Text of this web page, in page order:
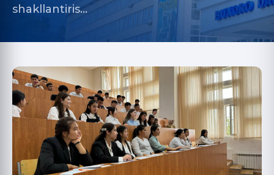
shakllantiris…